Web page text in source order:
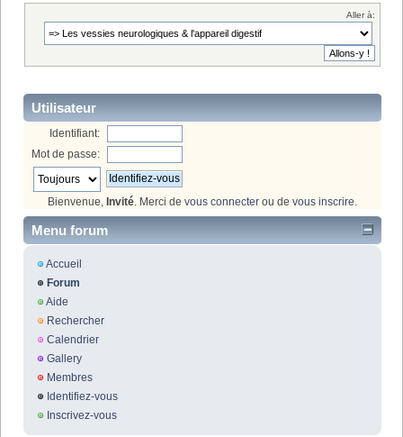
Aller à:
Utilisateur
Identifiant:
Mot de passe:
Bienvenue, Invité . Merci de vous connecter ou de vous inscrire
Menu forum
Accueil
Forum
Aide
Rechercher
Calendrier
Gallery
Membres
Identifiez-vous
Inscrivez-vous